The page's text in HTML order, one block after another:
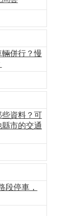
併行？慢
資料？可
市的交通
段停車，